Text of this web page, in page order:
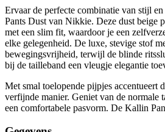
Ervaar de perfecte combinatie van stijl
Pants Dust van Nikkie. Deze dust beige
met een slim fit, waardoor je een
elke gelegenheid. De luxe, stevige stof
bewegingsvrijheid, terwijl de blinde
bij de tailleband een vleugje elegantie
Met smal toelopende pijpjes accentueert
verfijnde manier. Geniet van de normale
een comfortabele pasvorm. De Kallin